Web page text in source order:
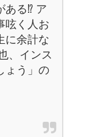
ある⁉️ ア
呟く人お
に余計な
、インス
ょう」の